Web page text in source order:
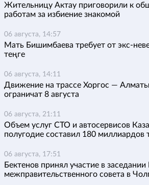
Жительницу Актау приговорили к
работам за избиение знакомой
06 августа, 14:57
Мать Бишимбаева требует от экс-
теңге
06 августа, 14:11
Движение на трассе Хоргос —
ограничат 8 августа
06 августа, 21:11
Объем услуг СТО и автосервисов
полугодие составил 180 миллиардов
06 августа, 17:51
Бектенов принял участие в заседании
межправительственного совета в